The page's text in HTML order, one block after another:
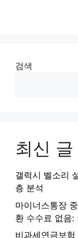
검색
최신 글
갤럭시 벨소리
층 분석
마이너스통장
환 수수료 없음:
비과세연금보